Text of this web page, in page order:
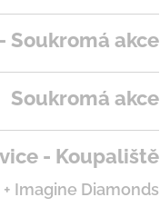
Soukromá akce
Soukromá akce
- Koupaliště
+ Imagine Diamonds